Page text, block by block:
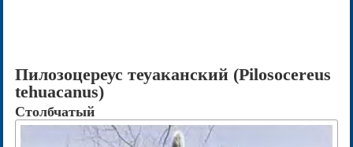
Пилозоцереус теуаканский (Pilosocereus
tehuacanus)
Столбчатый